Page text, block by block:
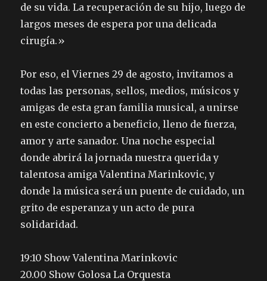
de su vida. La recuperación de su hijo, luego de
largos meses de espera por una delicada
cirugía.»
Por eso, el Viernes 29 de agosto, invitamos a
todas las personas, sellos, medios, músicos y
amigas de esta gran familia musical, a unirse
en este concierto a beneficio, lleno de fuerza,
amor y arte sanador. Una noche especial
donde abrirá la jornada nuestra querida y
talentosa amiga Valentina Marinkovic, y
donde la música será un puente de cuidado, un
grito de esperanza y un acto de pura
solidaridad.
19:10 Show Valentina Marinkovic
20.00 Show Golosa La Orquesta